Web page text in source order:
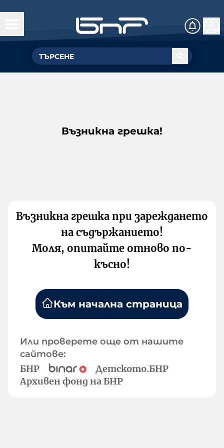
Възникна грешка!
Възникна грешка при зареждането
на съдържанието!
Моля, опитайте отново по-
късно!
Към начална страница
Или проверете още от нашите
сайтове:
БНР
Детското.БНР
Архивен фонд на БНР